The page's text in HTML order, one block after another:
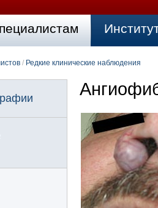
/ Редкие клинические наблюдения